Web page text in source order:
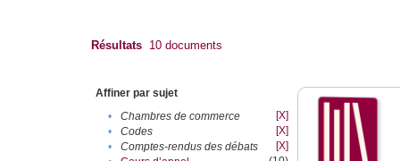
Résultats 10 documents
Affiner par sujet
•
Chambres de commerce
[X]
•
Codes
[X]
•
Comptes-rendus des débats
[X]